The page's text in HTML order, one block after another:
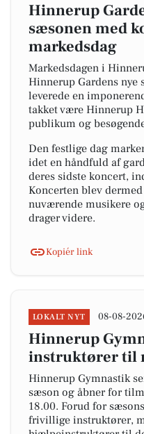
Hinnerup
sæsonen med
markedsdag
Markedsdagen i
Hinnerup Gardens nye
leverede en
takket være Hinnerup
publikum og
Den festlige dag
idet en håndfuld af
deres sidste koncert,
Koncerten blev
nuværende musikere
drager videre.
Kopiér link
LOKALT NYT 08-08-
Hinnerup
instruktører til
Hinnerup Gymnastik
sæson og åbner for
18.00. Forud for
frivillige instruktører,